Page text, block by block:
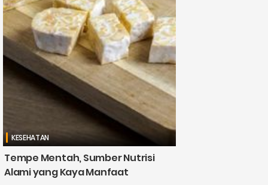
KESEHATAN
Tempe Mentah, Sumber Nutrisi
Alami yang Kaya Manfaat